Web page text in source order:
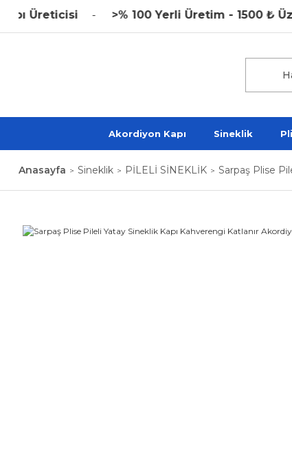
>% 100 Yerli Üretim - 1500 ₺
Akordiyon Kapı Sineklik
Anasayfa Sineklik PİLELİ SİNEKLİK Sarpaş Plise